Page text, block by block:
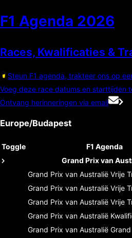
F1 Agenda 2026
Races, Kwalificaties &
Steun F1 agenda, trakteer ons op
Voeg deze race datums en starttijden
Ontvang herinneringen via email
Europe/Budapest
Toggle F1 Agenda
Grand Prix van
Grand Prix van Australië Vrije
Grand Prix van Australië Vrije
Grand Prix van Australië Vrije
Grand Prix van Australië
Grand Prix van Australië